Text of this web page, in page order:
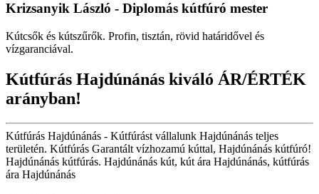
Krizsanyik László - Diplomás kútfúró mester
Kútcsők és kútszűrők. Profin, tisztán, rövid határidővel és
vízgaranciával.
Kútfúrás Hajdúnánás kiváló ÁR/ÉRTÉK
arányban!
Kútfúrás Hajdúnánás - Kútfúrást vállalunk Hajdúnánás teljes
területén. Kútfúrás Garantált vízhozamú kúttal, Hajdúnánás kútfúró!
Hajdúnánás kútfúrás. Hajdúnánás kút, kút ára Hajdúnánás, kútfúrás
ára Hajdúnánás